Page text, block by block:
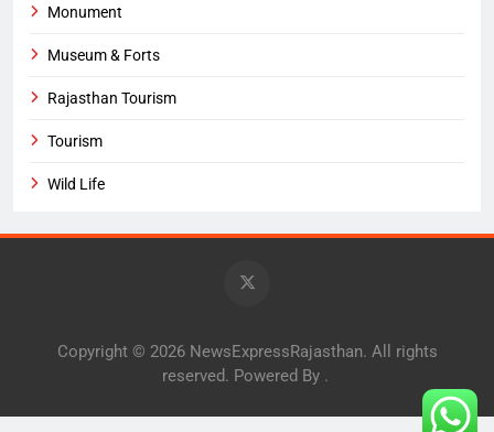
Monument
Museum & Forts
Rajasthan Tourism
Tourism
Wild Life
Copyright © 2026 NewsExpressRajasthan. All rights
reserved. Powered By .